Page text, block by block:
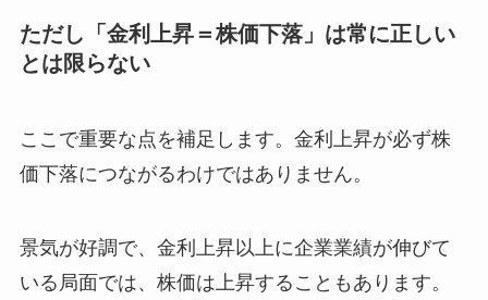
ただし「金利上昇＝株価下落」は常に正しい
とは限らない
ここで重要な点を補足します。金利上昇が必ず株
価下落につながるわけではありません。
景気が好調で、金利上昇以上に企業業績が伸びて
いる局面では、株価は上昇することもあります。